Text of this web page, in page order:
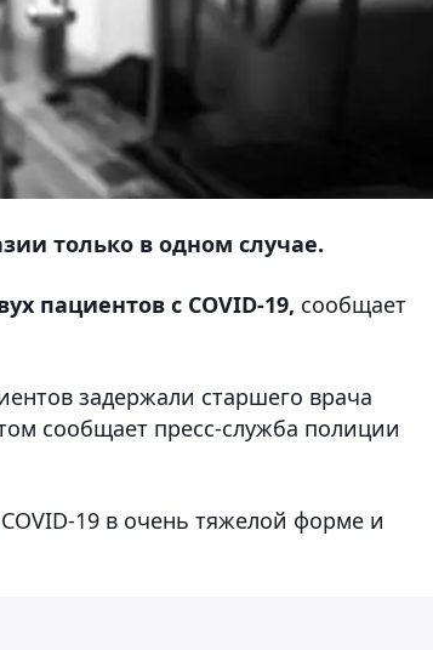
только в одном случае.
пациентов с COVID-19, сообщает
задержали старшего врача
сообщает пресс-служба полиции
19 в очень тяжелой форме и